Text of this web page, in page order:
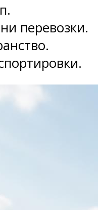
перевозки.